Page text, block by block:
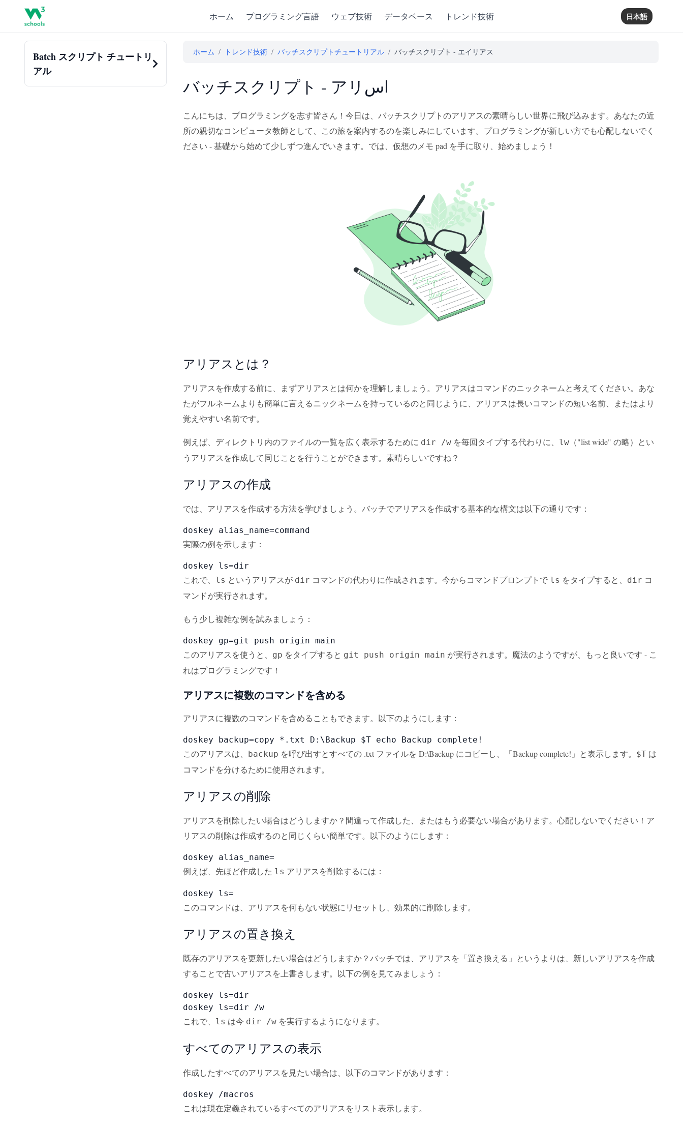
ホーム プログラミング言語 ウェブ技術 データベース トレンド技術 日本語
Batch スクリプト チュートリ
アル
ホーム / トレンド技術 / バッチスクリプトチュートリアル / バッチスクリプト - エイリアス
バッチスクリプト - アリاس
こんにちは、プログラミングを志す皆さん！今日は、バッチスクリプトのアリアスの素晴らしい世界に飛び込みます。あなたの近
所の親切なコンピュータ教師として、この旅を案内するのを楽しみにしています。プログラミングが新しい方でも心配しないでく
ださい - 基礎から始めて少しずつ進んでいきます。では、仮想のメモ pad を手に取り、始めましょう！
アリアスとは？
アリアスを作成する前に、まずアリアスとは何かを理解しましょう。アリアスはコマンドのニックネームと考えてください。あな
たがフルネームよりも簡単に言えるニックネームを持っているのと同じように、アリアスは長いコマンドの短い名前、またはより
覚えやすい名前です。
例えば、ディレクトリ内のファイルの一覧を広く表示するために dir /w を毎回タイプする代わりに、 lw （"list wide" の略）とい
うアリアスを作成して同じことを行うことができます。素晴らしいですね？
アリアスの作成
では、アリアスを作成する方法を学びましょう。バッチでアリアスを作成する基本的な構文は以下の通りです：
doskey alias_name=command
実際の例を示します：
doskey ls=dir
これで、 ls というアリアスが dir コマンドの代わりに作成されます。今からコマンドプロンプトで ls をタイプすると、 dir コ
マンドが実行されます。
もう少し複雑な例を試みましょう：
doskey gp=git push origin main
このアリアスを使うと、 gp をタイプすると git push origin main が実行されます。魔法のようですが、もっと良いです - こ
れはプログラミングです！
アリアスに複数のコマンドを含める
アリアスに複数のコマンドを含めることもできます。以下のようにします：
doskey backup=copy *.txt D:\Backup $T echo Backup complete!
このアリアスは、 backup を呼び出すとすべての .txt ファイルを D:\Backup にコピーし、「Backup complete!」と表示します。 $T は
コマンドを分けるために使用されます。
アリアスの削除
アリアスを削除したい場合はどうしますか？間違って作成した、またはもう必要ない場合があります。心配しないでください！ア
リアスの削除は作成するのと同じくらい簡単です。以下のようにします：
doskey alias_name=
例えば、先ほど作成した ls アリアスを削除するには：
doskey ls=
このコマンドは、アリアスを何もない状態にリセットし、効果的に削除します。
アリアスの置き換え
既存のアリアスを更新したい場合はどうしますか？バッチでは、アリアスを「置き換える」というよりは、新しいアリアスを作成
することで古いアリアスを上書きします。以下の例を見てみましょう：
doskey ls=dir
doskey ls=dir /w
これで、 ls は今 dir /w を実行するようになります。
すべてのアリアスの表示
作成したすべてのアリアスを見たい場合は、以下のコマンドがあります：
doskey /macros
これは現在定義されているすべてのアリアスをリスト表示します。